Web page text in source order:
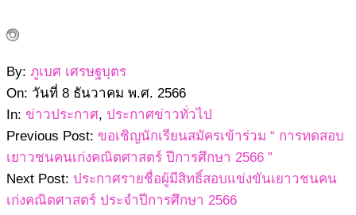
2566-
12-
08
By: ภูเบศ เศรษฐบุตร
On: วันที่ 8 ธันวาคม พ.ศ. 2566
In: ข่าวประกาศ, ประกาศข่าวทั่วไป
Previous Post: ขอเชิญนักเรียนสมัครเข้าร่วม “ การทดสอบ
เยาวชนคนเก่งคณิตศาสตร์ ปีการศึกษา 2566 ”
Next Post: ประกาศรายชื่อผู้มีสิทธิ์สอบแข่งขันเยาวชนคน
เก่งคณิตศาสตร์ ประจำปีการศึกษา 2566